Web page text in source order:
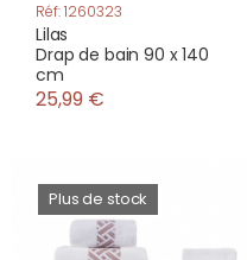
Réf: 1260323
Lilas
Drap de bain 90 x 140
cm
25,99 €
Plus de stock